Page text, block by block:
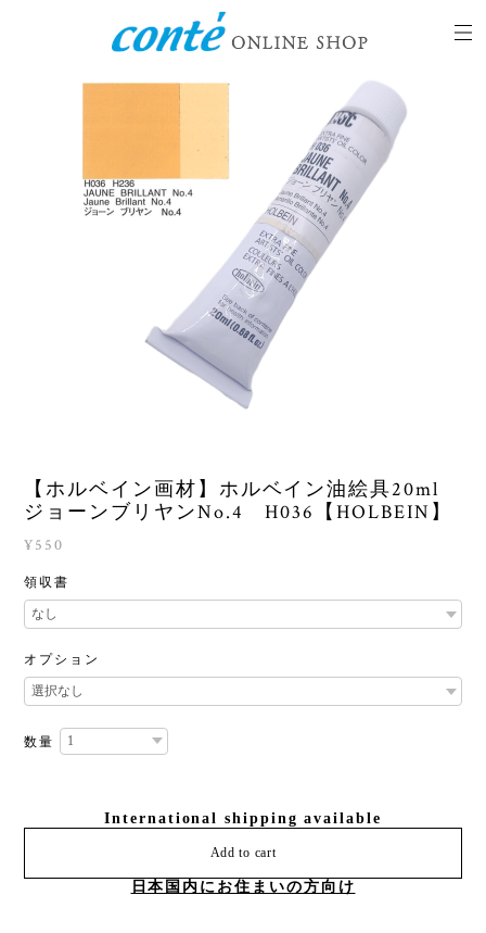
【ホルベイン画材】ホルベイン油絵具20ml
ジョーンブリヤンNo.4 H036【HOLBEIN】
¥550
領収書
オプション
数量
International shipping available
Add to cart
日本国内にお住まいの方向け